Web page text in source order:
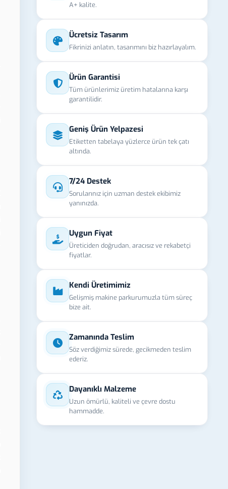
A+ kalite.
Ücretsiz Tasarım
Fikrinizi anlatın, tasarımını biz hazırlayalım.
Ürün Garantisi
Tüm ürünlerimiz üretim hatalarına karşı
garantilidir.
Geniş Ürün Yelpazesi
Etiketten tabelaya yüzlerce ürün tek çatı
altında.
7/24 Destek
Sorularınız için uzman destek ekibimiz
yanınızda.
Uygun Fiyat
Üreticiden doğrudan, aracısız ve rekabetçi
fiyatlar.
Kendi Üretimimiz
Gelişmiş makine parkurumuzla tüm süreç
bize ait.
Zamanında Teslim
Söz verdiğimiz sürede, gecikmeden teslim
ederiz.
Dayanıklı Malzeme
Uzun ömürlü, kaliteli ve çevre dostu
hammadde.